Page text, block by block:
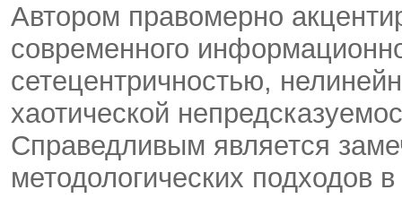
Автором правомерно
современного
сетецентричностью,
хаотической
Справедливым является
методологических подходов